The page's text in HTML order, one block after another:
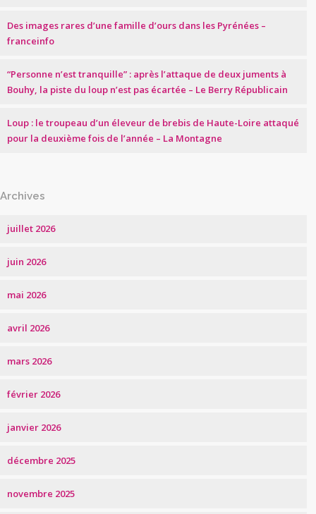
Des images rares d’une famille d’ours dans les Pyrénées –
franceinfo
“Personne n’est tranquille” : après l’attaque de deux juments à
Bouhy, la piste du loup n’est pas écartée – Le Berry Républicain
Loup : le troupeau d’un éleveur de brebis de Haute-Loire attaqué
pour la deuxième fois de l’année – La Montagne
Archives
juillet 2026
juin 2026
mai 2026
avril 2026
mars 2026
février 2026
janvier 2026
décembre 2025
novembre 2025